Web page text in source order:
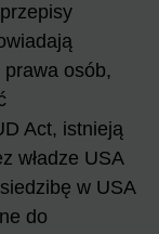
osób,
Act, istnieją
władze USA
w USA
do